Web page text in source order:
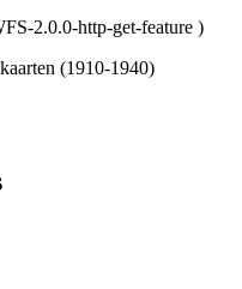
2.0.0-http-get-feature )
(1910-1940)